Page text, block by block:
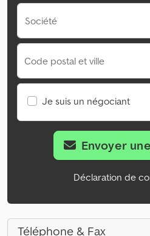
Société
Code postal et ville
Je suis un négociant
Envoyer
Déclaration de
Téléphone & Fax